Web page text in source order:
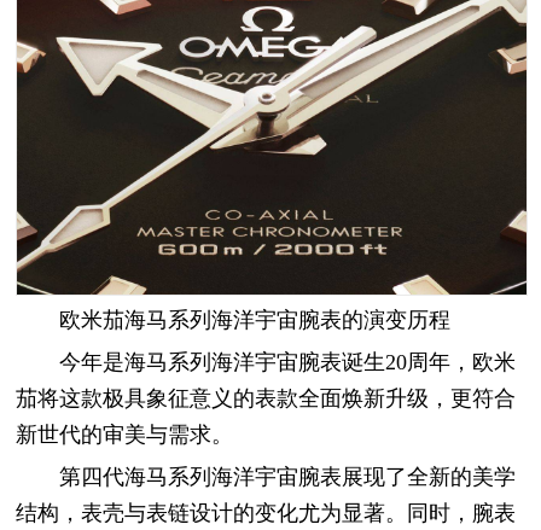
欧米茄海马系列海洋宇宙腕表的演变历程
今年是海马系列海洋宇宙腕表诞生20周年，欧米
茄将这款极具象征意义的表款全面焕新升级，更符合
新世代的审美与需求。
第四代海马系列海洋宇宙腕表展现了全新的美学
结构，表壳与表链设计的变化尤为显著。同时，腕表